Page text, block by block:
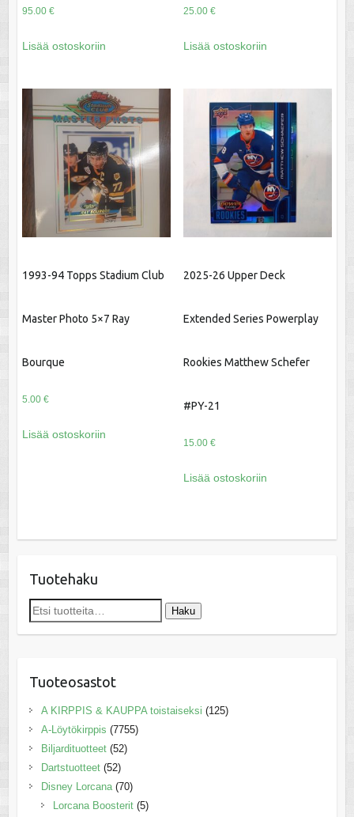
95.00 €
Lisää ostoskoriin
25.00 €
Lisää ostoskoriin
1993-94 Topps Stadium Club
Master Photo 5×7 Ray
Bourque
5.00 €
Lisää ostoskoriin
2025-26 Upper Deck
Extended Series Powerplay
Rookies Matthew Schefer
#PY-21
15.00 €
Lisää ostoskoriin
Tuotehaku
Etsi: Haku
Tuoteosastot
A KIRPPIS & KAUPPA toistaiseksi (125)
A-Löytökirppis (7755)
Biljardituotteet (52)
Dartstuotteet (52)
Disney Lorcana (70)
Lorcana Boosterit (5)